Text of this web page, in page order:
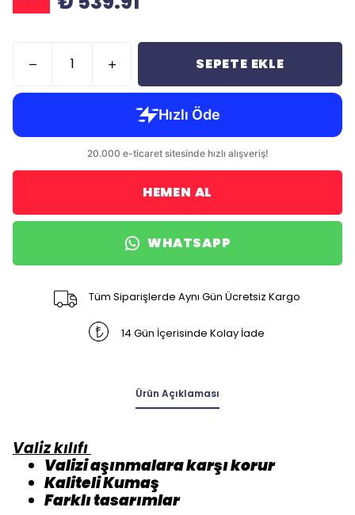
SEPETE EKLE
HEMEN AL
WHATSAPP
Tüm Siparişlerde Aynı Gün Ücretsiz Kargo
14 Gün İçerisinde Kolay İade
Ürün Açıklaması
Valiz kılıfı
Valizi aşınmalara karşı korur
Kaliteli Kumaş
Farklı tasarımlar